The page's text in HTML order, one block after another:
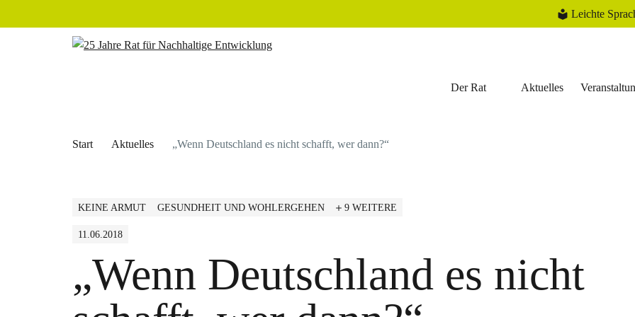
Leichte
Der Rat Aktuelles
Start Aktuelles „Wenn Deutschland es nicht schafft, wer dann?“
KEINE ARMUT GESUNDHEIT UND WOHLERGEHEN 9 WEITERE
11.06.2018
„Wenn Deutschland es nicht